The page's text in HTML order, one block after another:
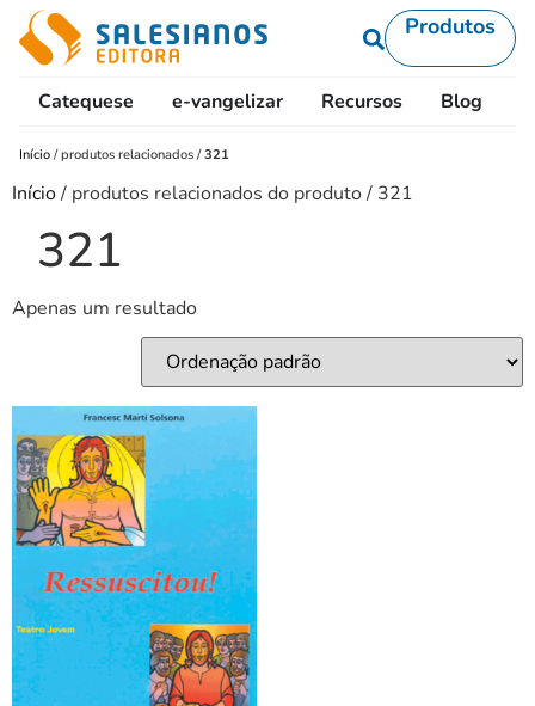
Produtos
Catequese e-vangelizar Recursos Blog
Início /produtos relacionados /321
Início/ produtos relacionados do produto / 321
321
Apenas um resultado